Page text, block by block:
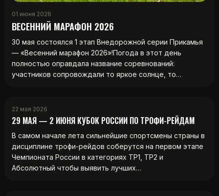
01 июня 2026
ВЕСЕННИЙ МАРАФОН 2026
30 мая состоялся 1 этап Внедорожной серии Прикамья
— «Весенний марафон 2026»!Погода в этот день
полностью оправдала название соревнований:
участников сопровождали то яркое солнце, то…
22 мая 2026
29 МАЯ — 2 ИЮНЯ КУБОК РОССИИ ПО ТРОФИ-РЕЙДАМ
В самом начале лета сильнейшие спортсмены страны в
дисциплине трофи-рейдов соберутся на первом этапе
Чемпионата России в категориях ТР1, ТР2 и
Абсолютный чтобы выявить лучших…